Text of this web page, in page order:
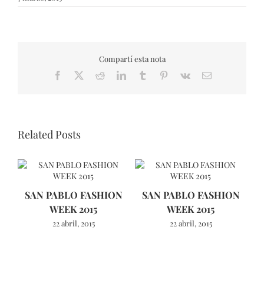
Compartí esta nota
Facebook RedditLinkedInTumblr Pinterest
Vk Email
Related Posts
SAN PABLO FASHION
WEEK 2015
22 abril, 2015
SAN PABLO FASHION
WEEK 2015
22 abril, 2015